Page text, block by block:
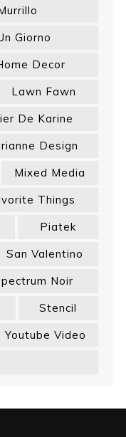
Giorno
Decor
Lawn Fawn
De Karine
Design
Mixed Media
Things
Piatek
San Valentino
Noir
Stencil
Youtube Video